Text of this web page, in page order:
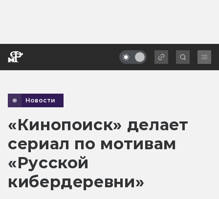
Новости
«Кинопоиск» делает
сериал по мотивам
«Русской
кибердеревни»